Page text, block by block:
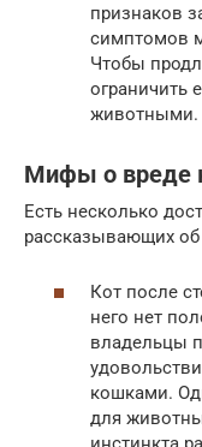
признаков
симптомов
Чтобы
ограничить
животными.
Мифы о вреде
Есть несколько
рассказывающих об
Кот после
него нет
владельцы
кошками.
для